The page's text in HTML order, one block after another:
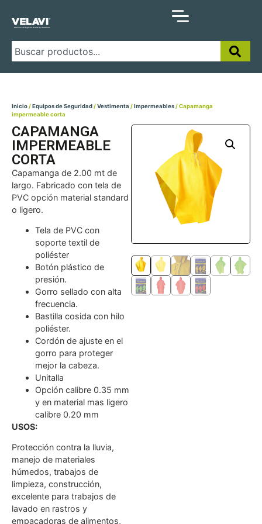
Inicio/Equipos de Seguridad/Vestimenta /Impermeables/ Capamanga
impermeable corta
CAPAMANGA
IMPERMEABLE
CORTA
Capamanga de 2.00 mt de
largo. Fabricado con tela de
PVC opción material standard
o ligero.
Tela de PVC con
soporte textil de
poliéster
Botón plástico de
presión.
Gorro sellado con alta
frecuencia.
Bastilla cosida con hilo
poliéster.
Cordón de ajuste en el
gorro para proteger
mejor la cabeza.
Unitalla
Opción calibre 0.35 mm
y en material mas ligero
calibre 0.20 mm
USOS:
Protección contra la lluvia,
manejo de materiales
húmedos, trabajos de
limpieza, construcción,
excelente para trabajos de
lavado en rastros y
empacadoras de alimentos,